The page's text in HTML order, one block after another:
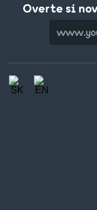
Overte si